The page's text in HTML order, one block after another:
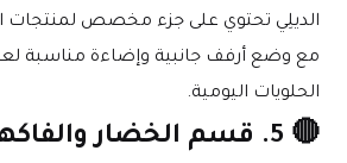
الحلويات اليومية.
🔴 5. قسم الخضار والفاكهة